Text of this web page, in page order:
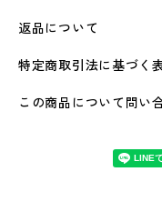
返品について
特定商取引法に基づく
この商品について問い